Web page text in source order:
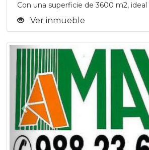
Con una superficie de 3600 m2, ideal
Ver inmueble
Previous